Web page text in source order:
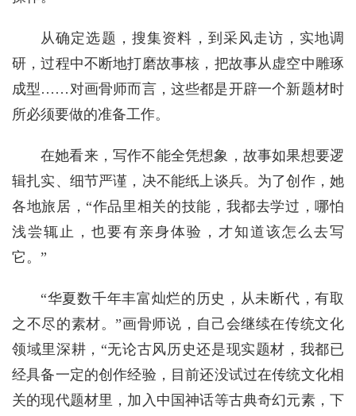
从确定选题，搜集资料，到采风走访，实地调
研，过程中不断地打磨故事核，把故事从虚空中雕琢
成型……对画骨师而言，这些都是开辟一个新题材时
所必须要做的准备工作。
在她看来，写作不能全凭想象，故事如果想要逻
辑扎实、细节严谨，决不能纸上谈兵。为了创作，她
各地旅居，“作品里相关的技能，我都去学过，哪怕
浅尝辄止，也要有亲身体验，才知道该怎么去写
它。”
“华夏数千年丰富灿烂的历史，从未断代，有取
之不尽的素材。”画骨师说，自己会继续在传统文化
领域里深耕，“无论古风历史还是现实题材，我都已
经具备一定的创作经验，目前还没试过在传统文化相
关的现代题材里，加入中国神话等古典奇幻元素，下